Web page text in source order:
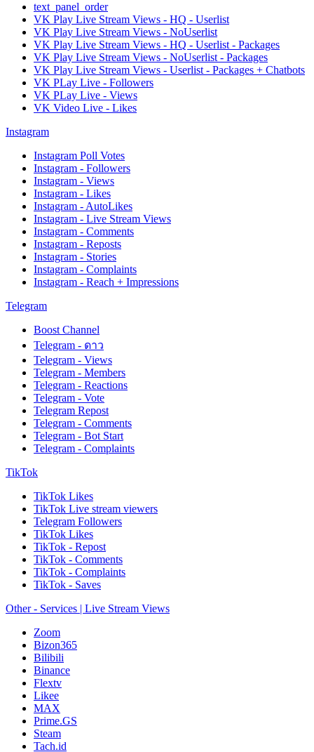
text_panel_order
VK Play Live Stream Views - HQ - Userlist
VK Play Live Stream Views - NoUserlist
VK Play Live Stream Views - HQ - Userlist - Packages
VK Play Live Stream Views - NoUserlist - Packages
VK Play Live Stream Views - Userlist - Packages + Chatbots
VK PLay Live - Followers
VK PLay Live - Views
VK Video Live - Likes
Instagram
Instagram Poll Votes
Instagram - Followers
Instagram - Views
Instagram - Likes
Instagram - AutoLikes
Instagram - Live Stream Views
Instagram - Comments
Instagram - Reposts
Instagram - Stories
Instagram - Complaints
Instagram - Reach + Impressions
Telegram
Boost Channel
Telegram - ดาว
Telegram - Views
Telegram - Members
Telegram - Reactions
Telegram - Vote
Telegram Repost
Telegram - Comments
Telegram - Bot Start
Telegram - Complaints
TikTok
TikTok Likes
TikTok Live stream viewers
Telegram Followers
TikTok Likes
TikTok - Repost
TikTok - Comments
TikTok - Complaints
TikTok - Saves
Other - Services | Live Stream Views
Zoom
Bizon365
Bilibili
Binance
Flextv
Likee
MAX
Prime.GS
Steam
Tach.id